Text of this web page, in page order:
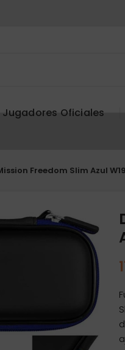
Jugadores Oficiales
Freedom Slim Azul